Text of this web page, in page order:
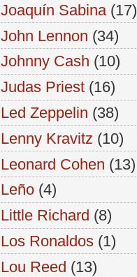
Joaquín Sabina (17)
John Lennon (34)
Johnny Cash (10)
Judas Priest (16)
Led Zeppelin (38)
Lenny Kravitz (10)
Leonard Cohen (13)
Leño (4)
Little Richard (8)
Los Ronaldos (1)
Lou Reed (13)